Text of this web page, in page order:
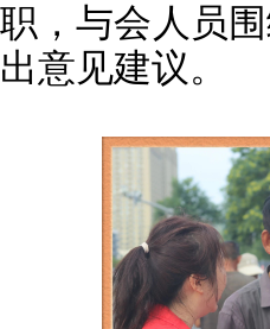
职，与会人员
出意见建议。